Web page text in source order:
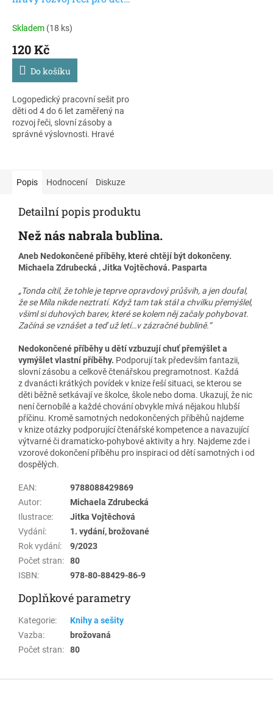
Skladem (18 ks)
120 Kč
Do košíku
Logopedický pracovní sešit pro
děti od 4 do 6 let zaměřený na
rozvoj řeči, slovní zásoby a
správné výslovnosti. Hravé
formou. Úroveň 1, jednodušší.
Popis Hodnocení Diskuze
Detailní popis produktu
Než nás nabrala bublina.
Aneb Nedokončené příběhy, které chtějí být dokončeny.
Michaela Zdrubecká , Jitka Vojtěchová. Pasparta
„Tonda cítil, že tohle je teprve opravdový průšvih, a jen doufal,
že se Míla nikde neztratí. Když tam tak stál a chvilku přemýšlel,
všiml si duhových barev, které se kolem něj začaly pohybovat.
Začíná se vznášet a teď už letí…v zázračné bublině.“
Nedokončené příběhy u dětí vzbuzují chuť přemýšlet a
vymýšlet vlastní příběhy. Podporují tak především fantazii,
slovní zásobu a celkově čtenářskou pregramotnost. Každá
z dvanácti krátkých povídek v knize řeší situaci, se kterou se
děti běžně setkávají ve školce, škole nebo doma. Ukazují, že nic
není černobílé a každé chování obvykle mívá nějakou hlubší
příčinu. Kromě samotných nedokončených příběhů najdeme
v knize otázky podporující čtenářské kompetence a navazující
výtvarné či dramaticko-pohybové aktivity a hry. Najdeme zde i
vzorové dokončení příběhu pro inspiraci od dětí samotných i od
dospělých.
EAN:
9788088429869
Autor:
Michaela Zdrubecká
Ilustrace:
Jitka Vojtěchová
Vydání:
1. vydání, brožované
Rok vydání:
9/2023
Počet stran:
80
ISBN: 978-80-88429-86-9
Doplňkové parametry
Kategorie:
Knihy a sešity
Vazba:
brožovaná
Počet stran: 80
Z